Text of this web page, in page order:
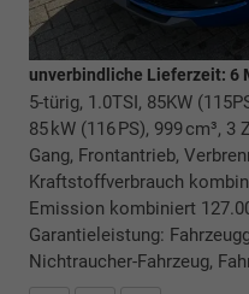
unverbindliche Lieferzeit: 6
5-türig, 1.0TSI, 85KW
85 kW (116 PS), 999 cm³,
Gang, Frontantrieb,
Kraftstoffverbrauch
Emission kombiniert
Garantieleistung:
Nichtraucher-Fahrzeug,